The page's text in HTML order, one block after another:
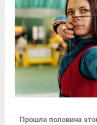
Прошла половина